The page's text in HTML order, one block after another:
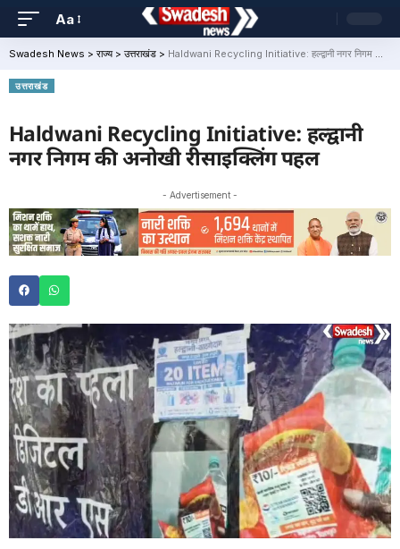
Aa
Swadesh News > राज्य> उत्तराखंड > Haldwani Recycling Initiative: हल्द्वानी नगर निगम की अनोखी रीसाइक्लिंग पहल
उत्तराखंड
Haldwani Recycling Initiative: हल्द्वानी
नगर निगम की अनोखी रीसाइक्लिंग पहल
- Advertisement -